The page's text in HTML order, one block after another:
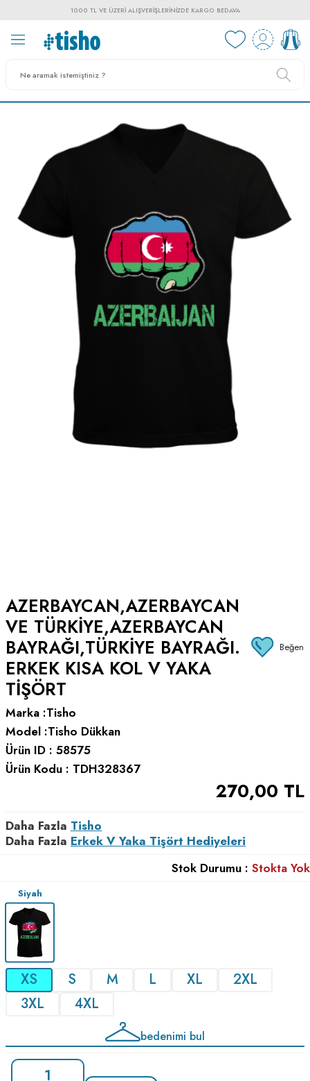
1000 TL VE ÜZERI ALIŞVERIŞLERINIZDE KARGO BEDAVA
AZERBAYCAN,AZERBAYCAN
VE TÜRKIYE,AZERBAYCAN
BAYRAĞI,TÜRKIYE BAYRAĞI.
ERKEK KISA KOL V YAKA
TIŞÖRT
Beğen
Marka :Tisho
Model :Tisho Dükkan
Ürün ID : 58575
Ürün Kodu : TDH328367
270,00 TL
Daha Fazla Tisho
Daha Fazla Erkek V Yaka Tişört Hediyeleri
Stok Durumu : Stokta Yok
Siyah
XS S M L XL
2XL
3XL
4XL
bedenimi bul